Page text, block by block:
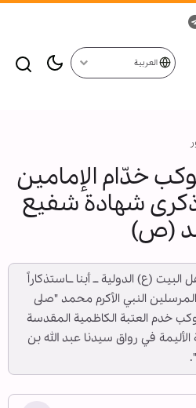
العربية
خدّام الإمامين
شهادة شفيع
(ص)
البيت (ع) الدولية ــ أبنا ــاستذكاراً
النبي الأكرم محمد "صلى
خدم العتبة الكاظمية المقدسة
في رواق سيدنا عبد الله بن